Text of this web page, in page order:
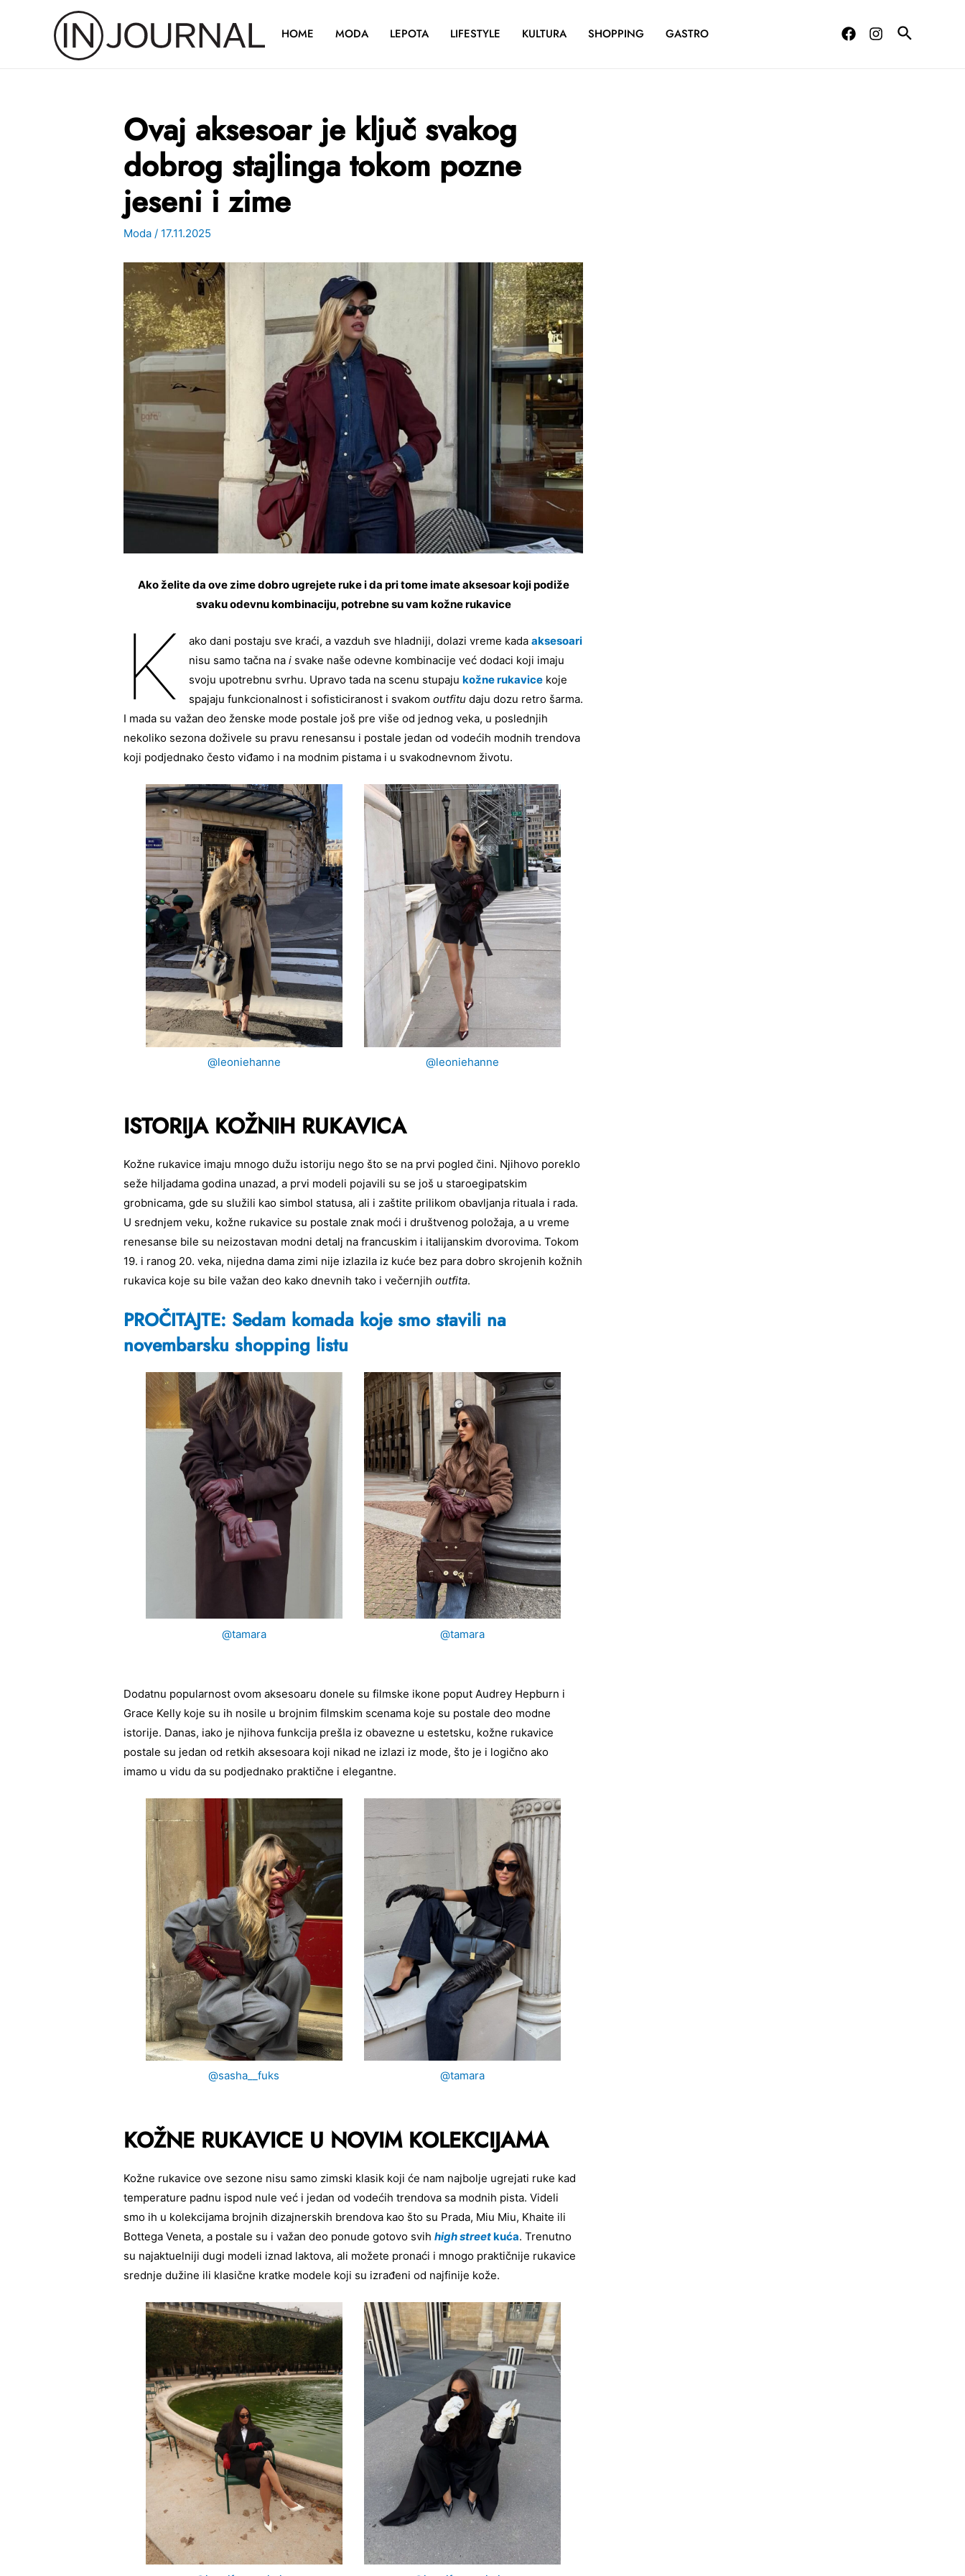
HOME MODA LEPOTA LIFESTYLE KULTURA SHOPPING GASTRO
Ovaj aksesoar je ključ svakog
dobrog stajlinga tokom pozne
jeseni i zime
Moda / 17.11.2025
Ako želite da ove zime dobro ugrejete ruke i da pri tome imate aksesoar koji podiže
svaku odevnu kombinaciju, potrebne su vam kožne rukavice
K ako dani postaju sve kraći, a vazduh sve hladniji, dolazi vreme kada aksesoari
nisu samo tačna na isvake naše odevne kombinacije već dodaci koji imaju
svoju upotrebnu svrhu. Upravo tada na scenu stupaju kožne rukavicekoje
spajaju funkcionalnost i sofisticiranost i svakom outfitudaju dozu retro šarma.
I mada su važan deo ženske mode postale još pre više od jednog veka, u poslednjih
nekoliko sezona doživele su pravu renesansu i postale jedan od vodećih modnih trendova
koji podjednako često viđamo i na modnim pistama i u svakodnevnom životu.
@leoniehanne @leoniehanne
ISTORIJA KOŽNIH RUKAVICA
Kožne rukavice imaju mnogo dužu istoriju nego što se na prvi pogled čini. Njihovo poreklo
seže hiljadama godina unazad, a prvi modeli pojavili su se još u staroegipatskim
grobnicama, gde su služili kao simbol statusa, ali i zaštite prilikom obavljanja rituala i rada.
U srednjem veku, kožne rukavice su postale znak moći i društvenog položaja, a u vreme
renesanse bile su neizostavan modni detalj na francuskim i italijanskim dvorovima. Tokom
19. i ranog 20. veka, nijedna dama zimi nije izlazila iz kuće bez para dobro skrojenih kožnih
rukavica koje su bile važan deo kako dnevnih tako i večernjihoutfita.
PROČITAJTE: Sedam komada koje smo stavili na
novembarsku shopping listu
@tamara @tamara
Dodatnu popularnost ovom aksesoaru donele su filmske ikone poput Audrey Hepburn i
Grace Kelly koje su ih nosile u brojnim filmskim scenama koje su postale deo modne
istorije. Danas, iako je njihova funkcija prešla iz obavezne u estetsku, kožne rukavice
postale su jedan od retkih aksesoara koji nikad ne izlazi iz mode, što je i logično ako
imamo u vidu da su podjednako praktične i elegantne.
@sasha__fuks @tamara
KOŽNE RUKAVICE U NOVIM KOLEKCIJAMA
Kožne rukavice ove sezone nisu samo zimski klasik koji će nam najbolje ugrejati ruke kad
temperature padnu ispod nule već i jedan od vodećih trendova sa modnih pista. Videli
smo ih u kolekcijama brojnih dizajnerskih brendova kao što su Prada, Miu Miu, Khaite ili
Bottega Veneta, a postale su i važan deo ponude gotovo svihhigh streetkuća. Trenutno
su najaktuelniji dugi modeli iznad laktova, ali možete pronaći i mnogo praktičnije rukavice
srednje dužine ili klasične kratke modele koji su izrađeni od najfinije kože.